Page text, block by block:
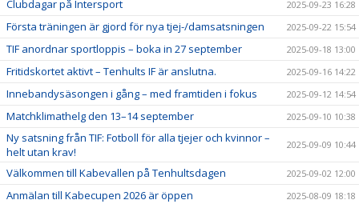
Clubdagar på Intersport 2025-09-23 16:28
Första träningen är gjord för nya tjej-/damsatsningen 2025-09-22 15:54
TIF anordnar sportloppis – boka in 27 september 2025-09-18 13:00
Fritidskortet aktivt – Tenhults IF är anslutna. 2025-09-16 14:22
Innebandysäsongen i gång – med framtiden i fokus 2025-09-12 14:54
Matchklimathelg den 13–14 september 2025-09-10 10:38
Ny satsning från TIF: Fotboll för alla tjejer och kvinnor –
helt utan krav!
2025-09-09 10:44
Välkommen till Kabevallen på Tenhultsdagen 2025-09-02 12:00
Anmälan till Kabecupen 2026 är öppen 2025-08-09 18:18